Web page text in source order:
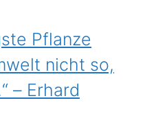
Pflanze
nicht so,
– Erhard